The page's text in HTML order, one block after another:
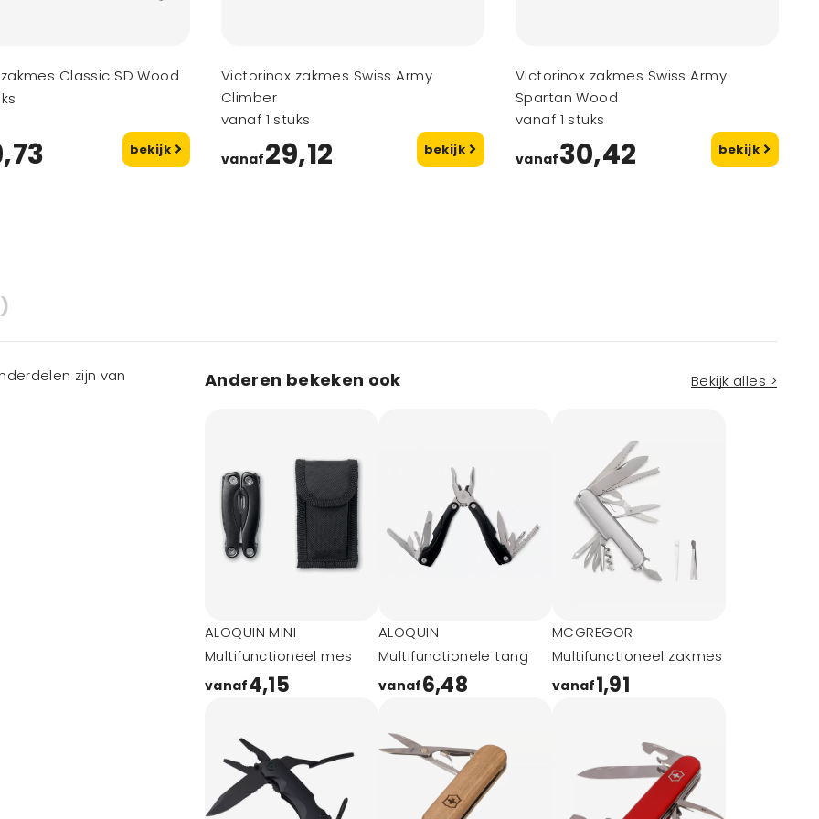
Classic SD Wood
bekijk
Victorinox zakmes Swiss Army
Climber
vanaf 1 stuks
vanaf29,12 bekijk
Victorinox zakmes Swiss Army
Spartan Wood
vanaf 1 stuks
vanaf30,42 bekijk
zijn van Anderen bekeken ook Bekijk alles >
ALOQUIN MINI
Multifunctioneel mes
vanaf4,15
ALOQUIN
Multifunctionele tang
vanaf6,48
MCGREGOR
Multifunctioneel zakmes
vanaf1,91